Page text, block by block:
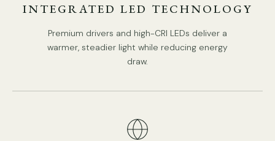
INTEGRATED LED TECHNOLOGY
Premium drivers and high-CRI LEDs deliver a
warmer, steadier light while reducing energy
draw.